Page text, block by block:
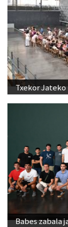
Txekor Jateko
Babes zabala